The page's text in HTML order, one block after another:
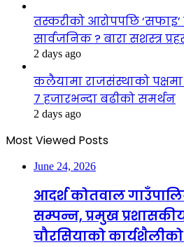
तस्करीको आरोपपछि
सार्वजनिक ? बारा सशस्त्र
2 days ago
कलैयामा राजसंस्थाको पक्षमा
७ हजारभन्दा बढीको समर्थन
2 days ago
Most Viewed Posts
June 24, 2026
आदर्श कोतवाल
सम्पन्न, प्रमुख
चौरसियाको कार्यशैलीको